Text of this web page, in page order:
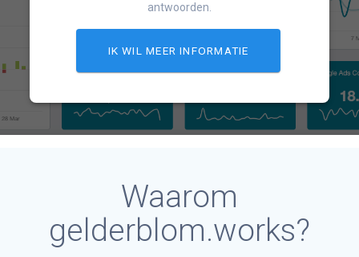
antwoorden.
IK WIL MEER INFORMATIE
Waarom
gelderblom.works?